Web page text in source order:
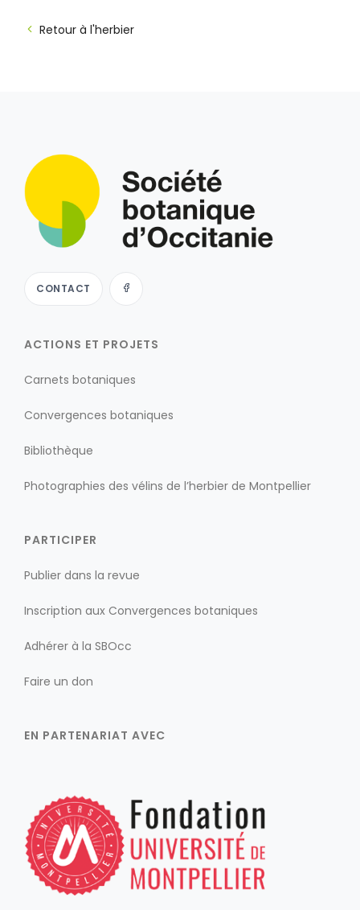
Retour à l'herbier
CONTACT
ACTIONS ET PROJETS
Carnets botaniques
Convergences botaniques
Bibliothèque
Photographies des vélins de l’herbier de Montpellier
PARTICIPER
Publier dans la revue
Inscription aux Convergences botaniques
Adhérer à la SBOcc
Faire un don
EN PARTENARIAT AVEC